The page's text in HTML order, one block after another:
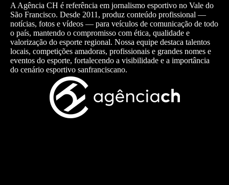
A Agência CH é referência em jornalismo esportivo no Vale do
São Francisco. Desde 2011, produz conteúdo profissional —
notícias, fotos e vídeos — para veículos de comunicação de todo
o país, mantendo o compromisso com ética, qualidade e
valorização do esporte regional. Nossa equipe destaca talentos
locais, competições amadoras, profissionais e grandes nomes e
eventos do esporte, fortalecendo a visibilidade e a importância
do cenário esportivo sanfranciscano.